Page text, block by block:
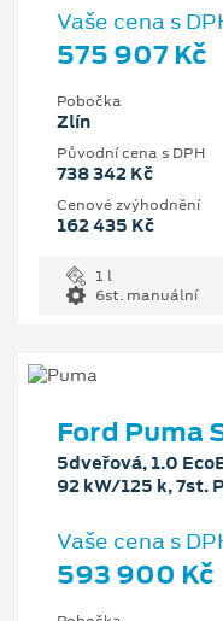
Vaše cena s
575 907 Kč
Pobočka
Zlín
Původní cena s DPH
738 342 Kč
Cenové zvýhodnění
162 435 Kč
1 l
6st. manuální
Ford Puma
5dveřová, 1.0
92 kW/125 k, 7st.
Vaše cena s
593 900 Kč